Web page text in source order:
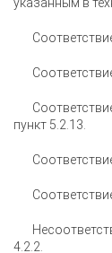
пункт 5.2.13.
4.2.2.